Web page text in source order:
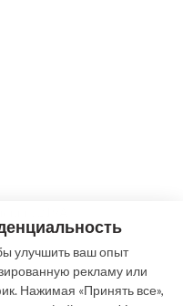
улучшить ваш опыт
рекламу или
Нажимая «Принять все»,